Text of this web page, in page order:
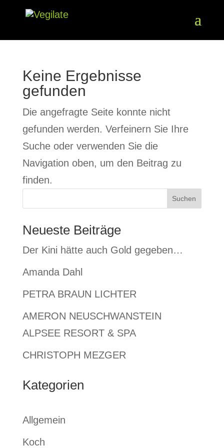
Keine Ergebnisse
gefunden
Die angefragte Seite konnte nicht
gefunden werden. Verfeinern Sie Ihre
Suche oder verwenden Sie die
Navigation oben, um den Beitrag zu
finden.
Suchen
Neueste Beiträge
Der Kini hätte auch Gold gegeben…
Amanda Dahl
PETRA BRAUN LICHTER
AMERON NEUSCHWANSTEIN
ALPSEE RESORT & SPA
CHRISTOPH MEZGER
Kategorien
Allgemein
Koch